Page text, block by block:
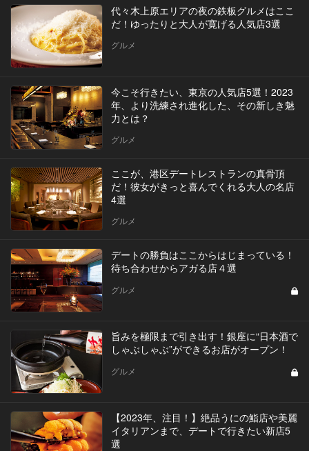
代々木上原エリアの夜の鉄板グルメはここ
だ！ゆったりと大人が寛げる人気店3選
グルメ
今こそ行きたい、東京の人気店5選！2023
年、より洗練され進化した、その新しき魅
力とは？
グルメ
ここが、港区デートレストランの真骨頂
だ！彼女がきっと喜んでくれる大人の名店
4選
グルメ
デートの勝負はここからはじまっている！
待ち合わせからアガる店４選
グルメ
旨みを極限まで引き出す！銀座に“日本酒で
しゃぶしゃぶ”ができるお店がオープン！
グルメ
【2023年、注目！】絶品うにの鮨店や美麗
イタリアンまで、デートで行きたい新店5
選